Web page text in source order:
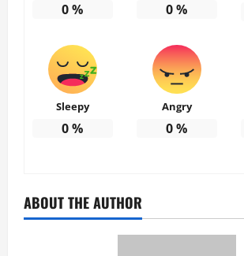
0% 0%
Sleepy
0%
Angry
0%
ABOUT THE AUTHOR